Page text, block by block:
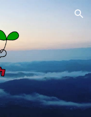
Skip to navigation